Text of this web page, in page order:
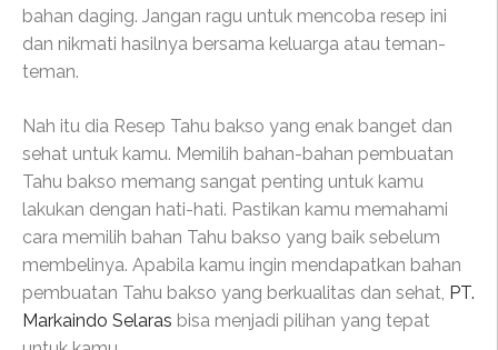
bahan daging. Jangan ragu untuk mencoba resep ini
dan nikmati hasilnya bersama keluarga atau teman-
teman.
Nah itu dia Resep Tahu bakso yang enak banget dan
sehat untuk kamu. Memilih bahan-bahan pembuatan
Tahu bakso memang sangat penting untuk kamu
lakukan dengan hati-hati. Pastikan kamu memahami
cara memilih bahan Tahu bakso yang baik sebelum
membelinya. Apabila kamu ingin mendapatkan bahan
pembuatan Tahu bakso yang berkualitas dan sehat, PT.
Markaindo Selaras bisa menjadi pilihan yang tepat